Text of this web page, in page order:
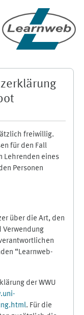
freiwillig.
für den Fall
Lehrenden eines
Personen
über die Art, den
Verwendung
“Learnweb-
der WWU
. Für die